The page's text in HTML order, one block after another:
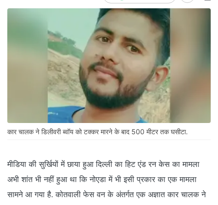
कार चालक ने डिलीवरी ब्वॉय को टक्कर मारने के बाद 500 मीटर तक घसीटा.
मीडिया की सुर्खियों में छाया हुआ दिल्ली का हिट एंड रन केस का मामला
अभी शांत भी नहीं हुआ था कि नोएडा में भी इसी प्रकार का एक मामला
सामने आ गया है. कोतवाली फेस वन के अंतर्गत एक अज्ञात कार चालक ने